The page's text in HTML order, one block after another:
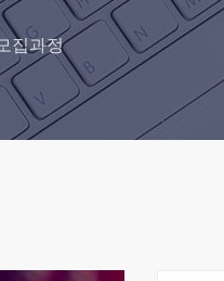
집과정